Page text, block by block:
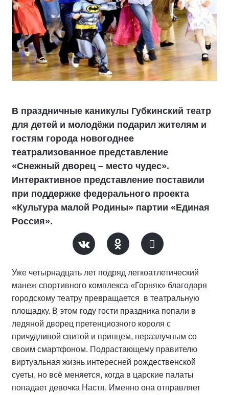
В праздничные каникулы Губкинский театр
для детей и молодёжи подарил жителям и
гостям города новогоднее
театрализованное представление
«Снежный дворец – место чудес».
Интерактивное представление поставили
при поддержке федерального проекта
«Культура малой Родины» партии «Единая
Россия».
Уже четырнадцать лет подряд легкоатлетический
манеж спортивного комплекса «Горняк» благодаря
городскому театру превращается в театральную
площадку. В этом году гости праздника попали в
ледяной дворец претенциозного короля с
причудливой свитой и принцем, неразлучным со
своим смартфоном. Подрастающему правителю
виртуальная жизнь интересней рождественской
суеты, но всё меняется, когда в царские палаты
попадает девочка Настя. Именно она отправляет